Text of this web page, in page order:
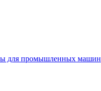
для промышленных машин